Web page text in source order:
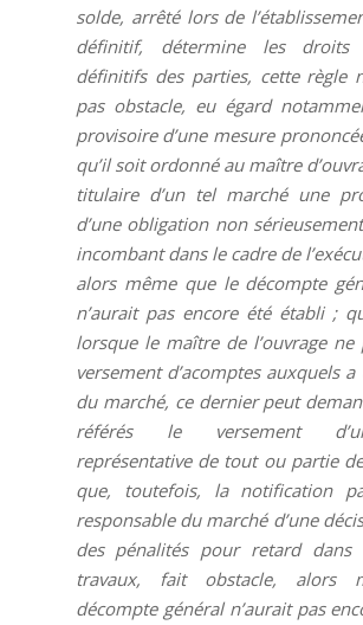
solde, arrêté lors de
définitif, détermine les droits
définitifs des parties, cette règle
pas obstacle, eu égard
provisoire d’une mesure
qu’il soit ordonné au maître
titulaire d’un tel marché une
d’une obligation non
incombant dans le cadre de
alors même que le décompte
n’aurait pas encore été établi ;
lorsque le maître de l’ouvrage ne
versement d’acomptes auxquels
du marché, ce dernier peut
référés le versement
représentative de tout ou partie
que, toutefois, la notification
responsable du marché d’une
des pénalités pour retard dans
travaux, fait obstacle, alors
décompte général n’aurait pas